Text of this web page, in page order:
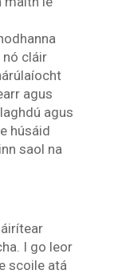
cláir
agus
agus
húsáid
saol na
I go leor
scoile atá